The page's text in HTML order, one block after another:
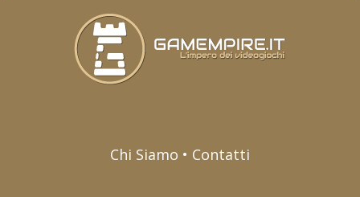
Chi Siamo • Contatti